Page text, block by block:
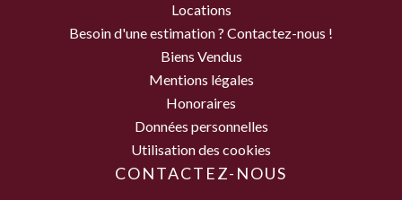
Locations
Besoin d'une estimation ? Contactez-nous !
Biens Vendus
Mentions légales
Honoraires
Données personnelles
Utilisation des cookies
CONTACTEZ-NOUS